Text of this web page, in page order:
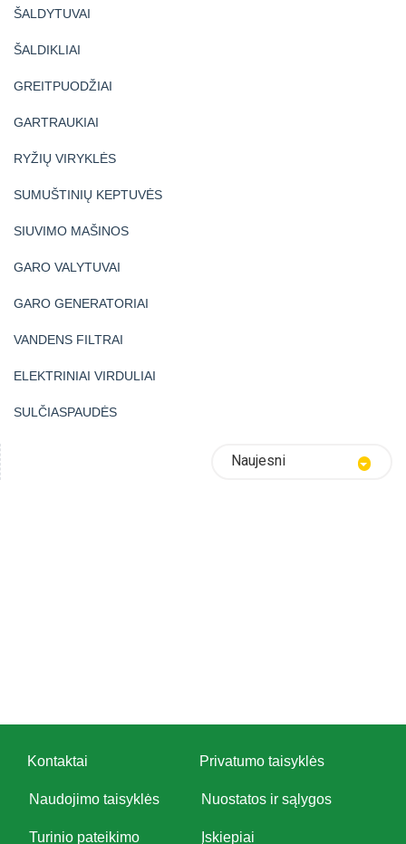
ŠALDYTUVAI
ŠALDIKLIAI
GREITPUODŽIAI
GARTRAUKIAI
RYŽIŲ VIRYKLĖS
SUMUŠTINIŲ KEPTUVĖS
SIUVIMO MAŠINOS
GARO VALYTUVAI
GARO GENERATORIAI
VANDENS FILTRAI
ELEKTRINIAI VIRDULIAI
SULČIASPAUDĖS
Naujesni
Kontaktai Privatumo taisyklės
Naudojimo taisyklės Nuostatos ir sąlygos
Turinio pateikimo Įskiepiai